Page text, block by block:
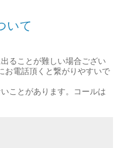
いて
ることが難しい場合ござい
お電話頂くと繋がりやすいで
ことがあります。コールは